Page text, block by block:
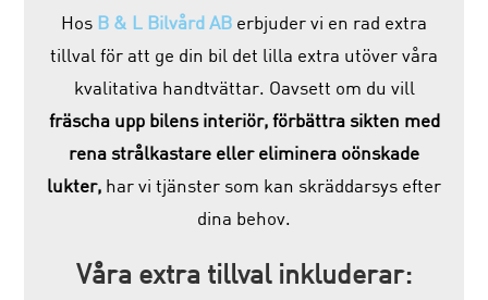
Hos B & L Bilvård AB erbjuder vi en rad extra
tillval för att ge din bil det lilla extra utöver våra
kvalitativa handtvättar. Oavsett om du vill
fräscha upp bilens interiör, förbättra sikten med
rena strålkastare eller eliminera oönskade
lukter, har vi tjänster som kan skräddarsys efter
dina behov.
Våra extra tillval inkluderar: